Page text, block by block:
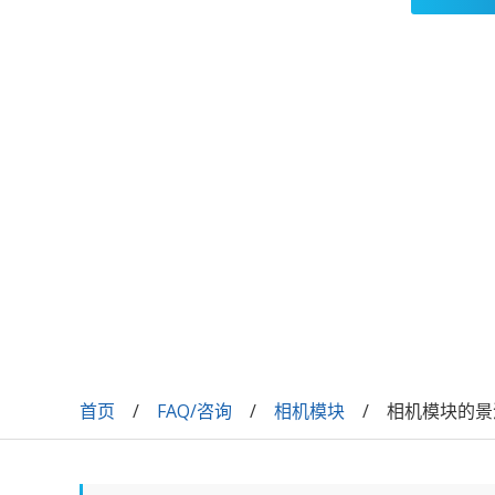
首页 FAQ/咨询 相机模块 相机模块的